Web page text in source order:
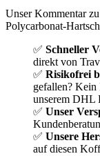
Unser Kommentar
Polycarbonat-
✅ Schneller
direkt von
✅ Risikofrei
gefallen? Kein
unserem DHL
✅ Unser
✅ Unsere
auf diesen